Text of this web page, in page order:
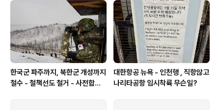
한국군 파주까지, 북한군 개성까지
철수 - 철책선도 철거 - 사전합의
대한항공 뉴욕 - 인천행 , 직항않고
나리타공항 임시착륙 무슨일?